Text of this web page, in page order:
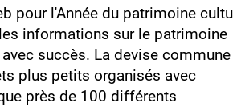
pour l'Année du patrimoine
informations sur le patrimoine
succès. La devise
plus petits organisés avec
près de 100 différents